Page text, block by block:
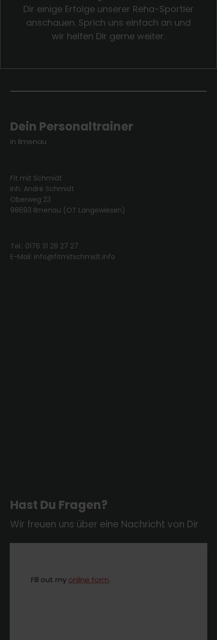
Dir einige Erfolge unserer Reha-Sportler
anschauen. Sprich uns einfach an und
wir helfen Dir gerne weiter.
Dein Personaltrainer
in Ilmenau
Fit mit Schmidt
Inh. André Schmidt
Oberweg 23
98693 Ilmenau (OT Langewiesen)
Tel.: 0176 31 28 27 27
E-Mail: info@fitmitschmidt.info
Hast Du Fragen?
Wir freuen uns über eine Nachricht von Dir
Fill out my online form.